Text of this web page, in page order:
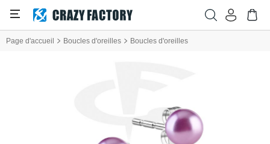
Page d'accueil Boucles d'oreilles Boucles d'oreilles